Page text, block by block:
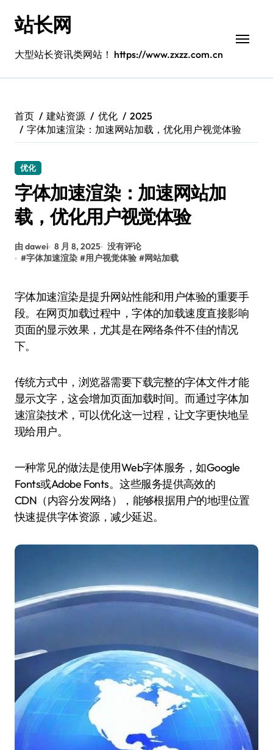
站长网
大型站长资讯类网站！ https://www.zxzz.com.cn
首页 建站资源 优化
2025
字体加速渲染：加速网站加载，优化用户视觉体验
优化
字体加速渲染：加速网站加
载，优化用户视觉体验
由 dawei 8 月 8, 2025 没有评论
#字体加速渲染 #用户视觉体验 #网站加载
字体加速渲染是提升网站性能和用户体验的重要手
段。在网页加载过程中，字体的加载速度直接影响
页面的显示效果，尤其是在网络条件不佳的情况
下。
传统方式中，浏览器需要下载完整的字体文件才能
显示文字，这会增加页面加载时间。而通过字体加
速渲染技术，可以优化这一过程，让文字更快地呈
现给用户。
一种常见的做法是使用Web字体服务，如Google
Fonts或Adobe Fonts。这些服务提供高效的
CDN（内容分发网络），能够根据用户的地理位置
快速提供字体资源，减少延迟。